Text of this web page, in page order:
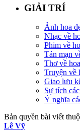
GIẢI TRÍ
Ảnh hoa
Nhạc về
Phim về
Tản mạn
Thơ về hoa
Truyện về
Giao lưu
Sự tích
Ý nghĩa
Bản quyền bài viết
Lê Vỹ